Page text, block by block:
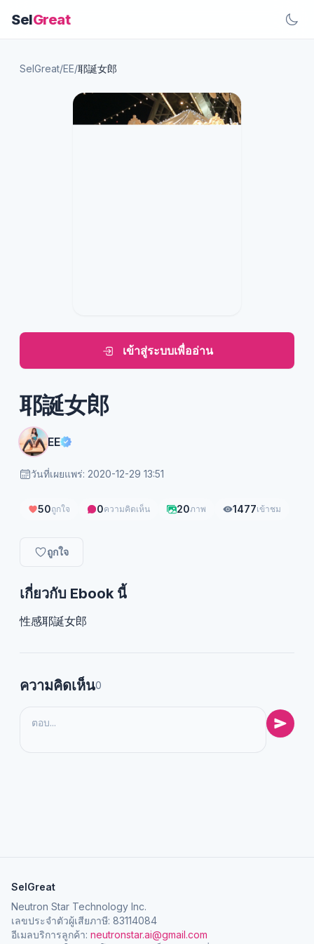
SelGreat
SelGreat/EE/耶誕女郎
เข้าสู่ระบบเพื่ออ่าน
耶誕女郎
EE
วันที่เผยแพร่: 2020-12-29 13:51
50ถูกใจ 0ความคิดเห็น 20ภาพ 1477เข้าชม
ถูกใจ
เกี่ยวกับ Ebook นี้
性感耶誕女郎
ความคิดเห็น0
SelGreat
Neutron Star Technology Inc.
เลขประจำตัวผู้เสียภาษี: 83114084
อีเมลบริการลูกค้า: neutronstar.ai@gmail.com